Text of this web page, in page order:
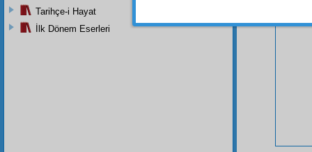
Tarihçe-i Hayat
İlk Dönem Eserleri